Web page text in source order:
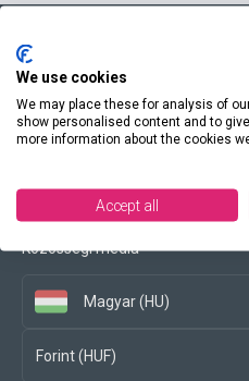
Elérhetőségeink
Közösségi média
Magyar (HU)
Forint (HUF)
We use cookies
We may place these for analysis of
show personalised content and to
more information about the cookies
Accept all